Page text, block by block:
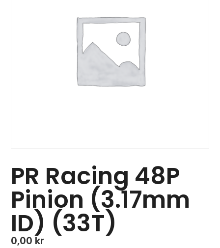
PR Racing 48P
Pinion (3.17mm
ID) (33T)
0,00 kr